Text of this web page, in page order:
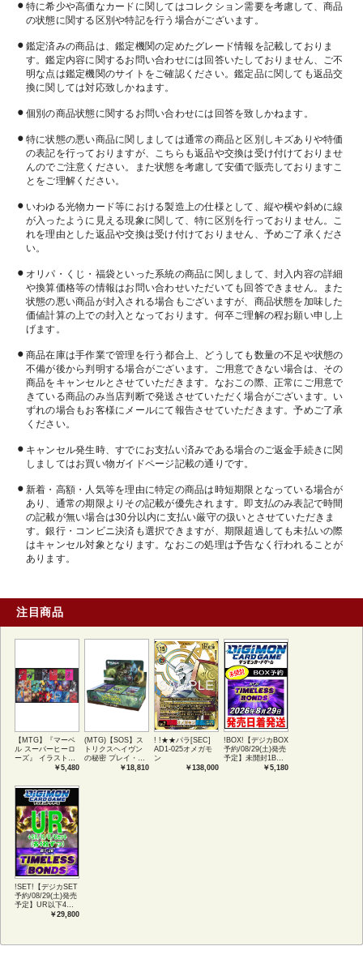
特に希少や高価なカードに関してはコレクション需要を考慮して、商品
の状態に関する区別や特記を行う場合がございます。
鑑定済みの商品は、鑑定機関の定めたグレード情報を記載しておりま
す。鑑定内容に関するお問い合わせには回答いたしておりません、ご不
明な点は鑑定機関のサイトをご確認ください。鑑定品に関しても返品交
換に関しては対応致しかねます。
個別の商品状態に関するお問い合わせには回答を致しかねます。
特に状態の悪い商品に関しましては通常の商品と区別しキズありや特価
の表記を行っておりますが、こちらも返品や交換は受け付けておりませ
んのでご注意ください。また状態を考慮して安価で販売しておりますこ
とをご理解ください。
いわゆる光物カード等における製造上の仕様として、縦や横や斜めに線
が入ったように見える現象に関して、特に区別を行っておりません。こ
れを理由とした返品や交換は受け付けておりません、予めご了承くださ
い。
オリパ・くじ・福袋といった系統の商品に関しまして、封入内容の詳細
や換算価格等の情報はお問い合わせいただいても回答できません。また
状態の悪い商品が封入される場合もございますが、商品状態を加味した
価値計算の上での封入となっております。何卒ご理解の程お願い申し上
げます。
商品在庫は手作業で管理を行う都合上、どうしても数量の不足や状態の
不備が後から判明する場合がございます。ご用意できない場合は、その
商品をキャンセルとさせていただきます。なおこの際、正常にご用意で
きている商品のみ当店判断で発送させていただく場合がございます。い
ずれの場合もお客様にメールにて報告させていただきます。予めご了承
ください。
キャンセル発生時、すでにお支払い済みである場合のご返金手続きに関
しましてはお買い物ガイドページ記載の通りです。
新着・高額・人気等を理由に特定の商品は時短期限となっている場合が
あり、通常の期限よりその記載が優先されます。即支払のみ表記で時間
の記載が無い場合は30分以内に支払い厳守の扱いとさせていただきま
す。銀行・コンビニ決済も選択できますが、期限超過しても未払いの際
はキャンセル対象となります。なおこの処理は予告なく行われることが
あります。
注目商品
【MTG】『マーベ
ル スーパーヒーロ
ーズ』 イラストコ
レクション 54種コ
アートカード(JPN)
￥5,480
(MTG)【SOS】ス
トリクスヘイヴン
の秘密 プレイ・ブ
ースター1BOX日本
￥18,810
! !★★パラ[SEC]
AD1-025オメガモ
ン
￥138,000
!BOX!【デジカBOX
予約/08/29(土)発売
予定】未開封1BOX
￥5,180
!SET!【デジカSET
予約/08/29(土)発売
予定】UR以下4コ
ンセット 【BT-￥29,800